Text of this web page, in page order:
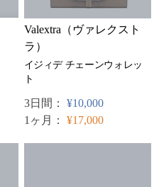
Valextra（ヴァレクスト
ラ）
イジィデ チェーンウォレッ
ト
3日間： ¥10,000
1ヶ月： ¥17,000